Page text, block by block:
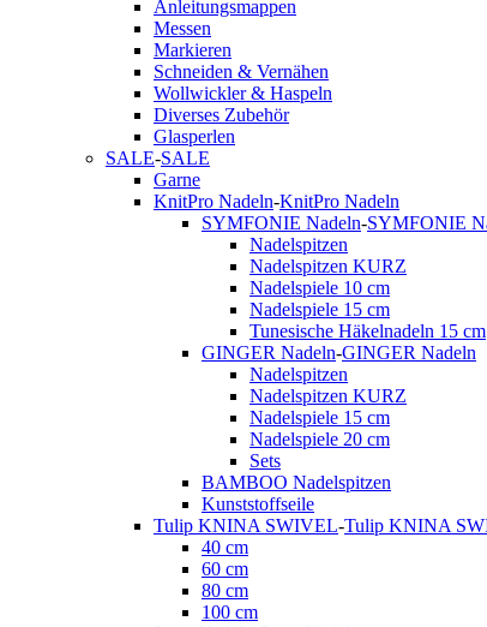
Anleitungsmappen
Messen
Markieren
Schneiden & Vernähen
Wollwickler & Haspeln
Diverses Zubehör
Glasperlen
SALE-SALE
Garne
KnitPro Nadeln-KnitPro Nadeln
SYMFONIE Nadeln-SYMFONIE
Nadelspitzen
Nadelspitzen KURZ
Nadelspiele 10 cm
Nadelspiele 15 cm
Tunesische Häkelnadeln 15 cm
GINGER Nadeln-GINGER Nadeln
Nadelspitzen
Nadelspitzen KURZ
Nadelspiele 15 cm
Nadelspiele 20 cm
Sets
BAMBOO Nadelspitzen
Kunststoffseile
Tulip KNINA SWIVEL-Tulip KNINA
40 cm
60 cm
80 cm
100 cm